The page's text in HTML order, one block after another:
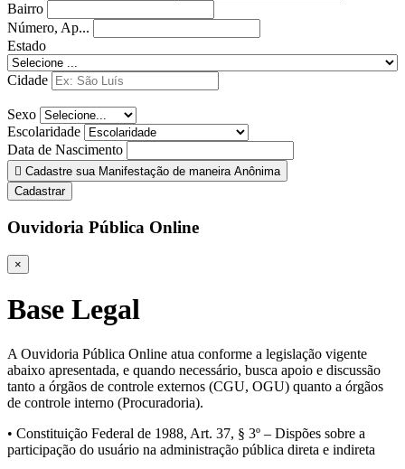
Bairro
Número, Ap...
Estado
Cidade
Sexo
Escolaridade
Data de Nascimento
Cadastre sua Manifestação de maneira Anônima
Cadastrar
Ouvidoria Pública Online
×
Base Legal
A Ouvidoria Pública Online atua conforme a legislação vigente
abaixo apresentada, e quando necessário, busca apoio e discussão
tanto a órgãos de controle externos (CGU, OGU) quanto a órgãos
de controle interno (Procuradoria).
• Constituição Federal de 1988, Art. 37, § 3º – Dispões sobre a
participação do usuário na administração pública direta e indireta